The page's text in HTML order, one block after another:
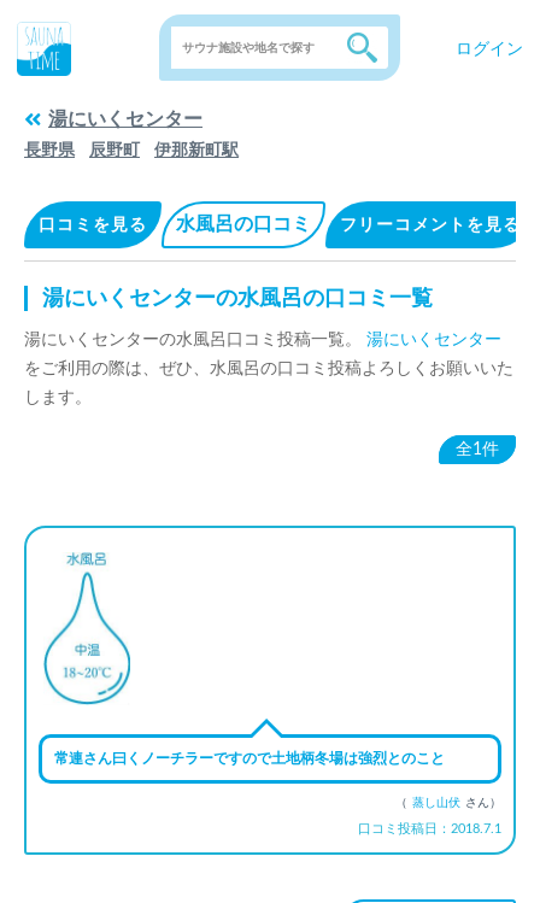
ログイン
湯にいくセンター
長野県 辰野町 伊那新町駅
口コミを見る 水風呂の口コミ フリーコメントを見る
湯にいくセンターの水風呂の口コミ一覧
湯にいくセンターの水風呂口コミ投稿一覧。 湯にいくセンター
をご利用の際は、ぜひ、水風呂の口コミ投稿よろしくお願いいた
します。
全1件
常連さん曰くノーチラーですので土地柄冬場は強烈とのこと
（ 蒸し山伏 さん）
口コミ投稿日：2018.7.1